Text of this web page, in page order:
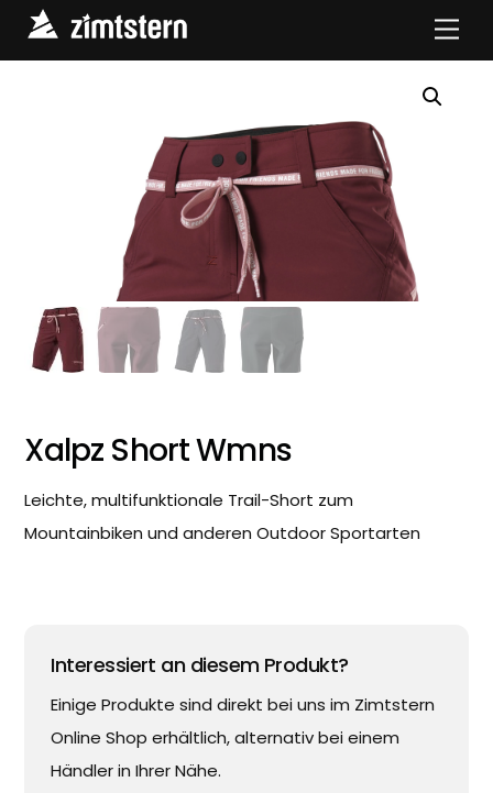
Skip
Xalpz Short Wmns
Leichte, multifunktionale Trail-Short zum
Mountainbiken und anderen Outdoor Sportarten
Interessiert an diesem Produkt?
Einige Produkte sind direkt bei uns im Zimtstern
Online Shop erhältlich, alternativ bei einem
Händler in Ihrer Nähe.